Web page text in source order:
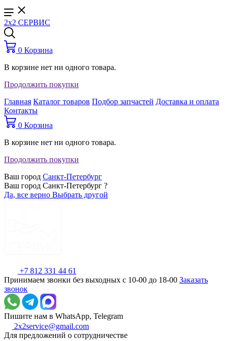
2x2 СЕРВИС
0 Корзина
В корзине нет ни одного товара.
Продолжить покупки
Главная Каталог товаров Подбор запчастей Доставка и оплата
Контакты
0 Корзина
В корзине нет ни одного товара.
Продолжить покупки
Ваш город Санкт-Петербург
Ваш город Санкт-Петербург ?
Да, все верно Выбрать другой
+7 812 331 44 61
Принимаем звонки без выходных с 10-00 до 18-00 Заказать
звонок
Пишите нам в WhatsApp, Telegram
2x2service@gmail.com
Для предложений о сотрудничестве